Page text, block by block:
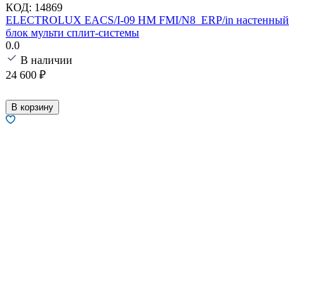
КОД: 14869
ELECTROLUX EACS/I-09 HM FMI/N8_ERP/in настенный
блок мульти сплит-системы
0.0
В наличии
24 600 ₽
В корзину